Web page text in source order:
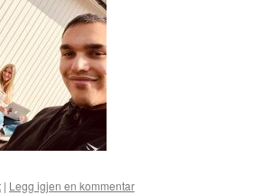
| Legg igjen en kommentar